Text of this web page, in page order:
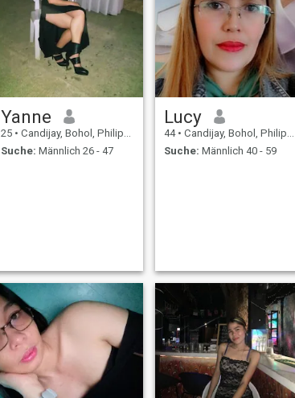
Yanne
25 • Candijay, Bohol, Philippinen
Suche: Männlich 26 - 47
Lucy
44 • Candijay, Bohol, Philippinen
Suche: Männlich 40 - 59